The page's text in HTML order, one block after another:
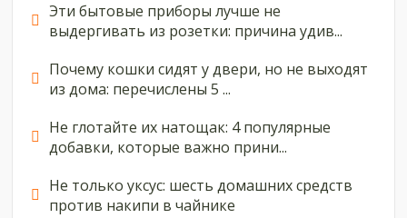
Эти бытовые приборы лучше не
выдергивать из розетки: причина удив...
Почему кошки сидят у двери, но не выходят
из дома: перечислены 5 ...
Не глотайте их натощак: 4 популярные
добавки, которые важно прини...
Не только уксус: шесть домашних средств
против накипи в чайнике